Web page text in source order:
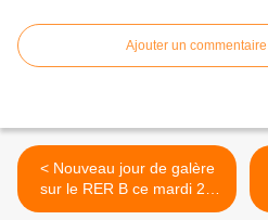
Ajouter un commentaire
< Nouveau jour de galère
sur le RER B ce mardi 20
novembre 2018